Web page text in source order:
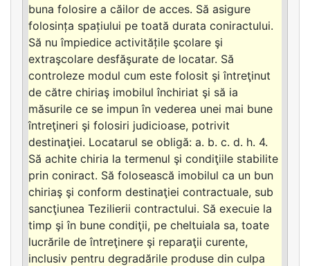
buna folosire a căilor de acces. Să asigure
folosința spațiului pe toată durata coniractului.
Să nu împiedice activitățile şcolare şi
extraşcolare desfăşurate de locatar. Să
controleze modul cum este folosit şi întreţinut
de către chiriaş imobilul închiriat şi să ia
măsurile ce se impun în vederea unei mai bune
întreţineri şi folosiri judicioase, potrivit
destinaţiei. Locatarul se obligă: a. b. c. d. h. 4.
Să achite chiria la termenul şi condiţiile stabilite
prin coniract. Să folosească imobilul ca un bun
chiriaş şi conform destinaţiei contractuale, sub
sancţiunea Tezilierii contractului. Să execuie la
timp şi în bune condiţii, pe cheltuiala sa, toate
lucrările de întreţinere şi reparaţii curente,
inclusiv pentru degradările produse din culpa